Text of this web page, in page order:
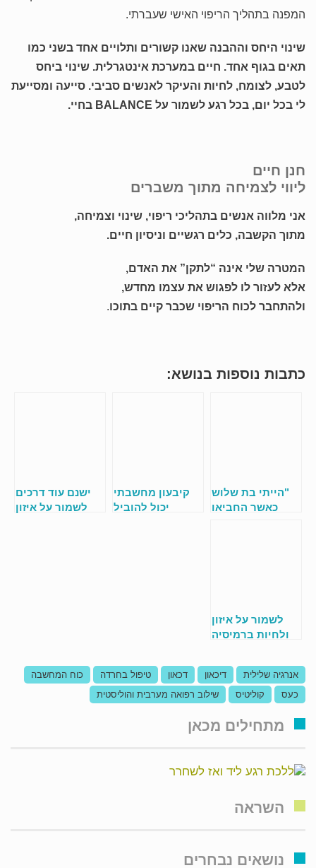
המפנה בתהליך הריפוי האישי שעברתי.
שינוי היחס וההבנה שאנו קשורים ותלויים אחד בשני כמו
תאים בגוף אחד. חיים במערכת אינטגרלית. שינוי ביחס
לטבע, לצומח, לחיות והעיקר לאנשים סביבי. סייעה ומסייעת
לי בכל יום, בכל רגע לשמור על BALANCE בחיי.
חנן חיים
ליווי לצמיחה מתוך משברים
אני מלווה אנשים בתהליכי ריפוי, שינוי וצמיחה,
מתוך הקשבה, כלים רגשיים וניסיון חיים.
המטרה שלי אינה “לתקן” את האדם,
אלא לעזור לו לפגוש את עצמו מחדש,
ולהתחבר לכוח הריפוי שכבר קיים בתוכו.
כתבות נוספות בנושא:
"הייתי בת שלוש
כאשר החביאו
קיבעון מחשבתי
יכול להוביל
ישנם עוד דרכים
לשמור על איזון
לשמור על איזון
ולחיות ברמיסיה
וקוליטיס
אנרגיה שלילית דיכאון דכאון טיפול בחרדה
כוח המחשבה
כעס
קוליטיס שילוב רפואה מערבית והוליסטית
מתחילים מכאן
השראה
נושאים נבחרים